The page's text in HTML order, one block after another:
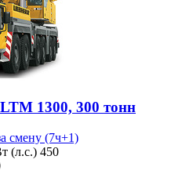
1300, 300 тонн
смену (7ч+1)
(л.с.) 450